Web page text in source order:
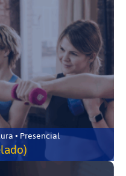
• Presencial